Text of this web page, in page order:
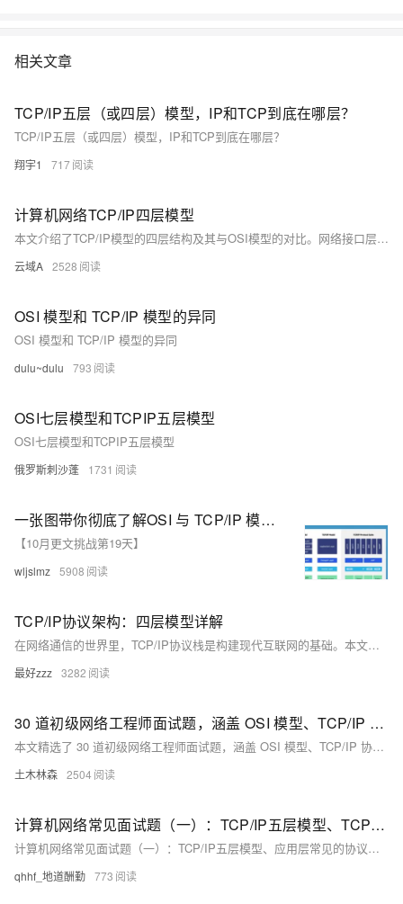
相关文章
TCP/IP五层（或四层）模型，IP和TCP到底在哪层？
TCP/IP五层（或四层）模型，IP和TCP到底在哪层？
翔宇1 717
计算机网络TCP/IP四层模型
本文介绍了TCP/IP模型的四层结构及其与OSI模型的对比。网络接口层负责物理网络接口，处理MAC地址和帧传输；网络层管理IP地址和路由选择，确保数据包准确送达；传输层提供端到端通信，支持可靠（TCP）或不可靠（UDP）传输；应用层直接面向用户，提供如HTTP、FTP等服务。此外，还详细描述了数据封装与解封装过程，以及两模型在层次划分上的差异。
云域A 2528
OSI 模型和 TCP/IP 模型的异同
OSI 模型和 TCP/IP 模型的异同
dulu~dulu 793
OSI七层模型和TCPIP五层模型
OSI七层模型和TCPIP五层模型
俄罗斯刺沙蓬 1731
一张图带你彻底了解OSI 与 TCP/IP 模型之间的区别，很清晰！
【10月更文挑战第19天】
wljslmz 5908
TCP/IP协议架构：四层模型详解
在网络通信的世界里，TCP/IP协议栈是构建现代互联网的基础。本文将深入探讨TCP/IP协议涉及的四层架构，以及每一层的关键功能和作用。
最好zzz 3282
30 道初级网络工程师面试题，涵盖 OSI 模型、TCP/IP 协议栈、IP 地址、子网掩码、VLAN、STP、DHCP、DNS、防火墙、NAT、VPN 等基础知识和技术，帮助小白们充分准备面试，顺利踏入职场
本文精选了 30 道初级网络工程师面试题，涵盖 OSI 模型、TCP/IP 协议栈、IP 地址、子网掩码、VLAN、STP、DHCP、DNS、防火墙、NAT、VPN 等基础知识和技术，帮助小白们充分准备面试，顺利踏入职场。
土木林森 2504
计算机网络常见面试题（一）：TCP/IP五层模型、TCP三次握手、四次挥手，TCP传输可靠性保障、ARQ协议
计算机网络常见面试题（一）：TCP/IP五层模型、应用层常见的协议、TCP与UDP的区别，TCP三次握手、四次挥手，TCP传输可靠性保障、ARQ协议、ARP协议
qhhf_地道酬勤 773